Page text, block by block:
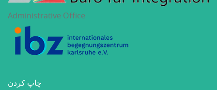
Administrative Office
چاپ کردن